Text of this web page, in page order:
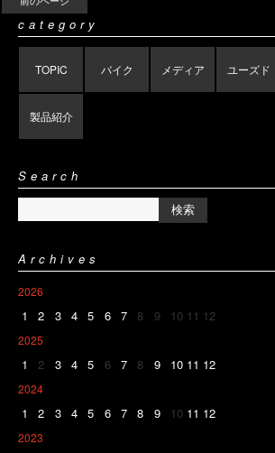
category
TOPIC バイク メディア ユーズド
製品紹介
Search
Archives
2026
1 2 3 4 5 6 7 8 9 10 11 12
2025
1 2 3 4 5 6 7 8 9 10 11 12
2024
1 2 3 4 5 6 7 8 9 10 11 12
2023